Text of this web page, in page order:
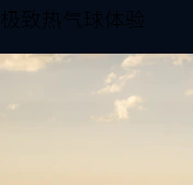
极致热气球体验